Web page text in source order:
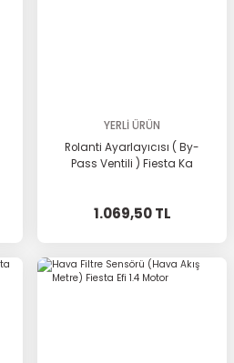
YERLİ ÜRÜN
Rolanti Ayarlayıcısı ( By-
Pass Ventili ) Fiesta Ka
1.069,50 TL